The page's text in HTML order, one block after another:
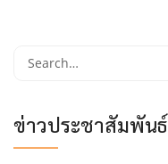
Search
ข่าวประชาสัมพันธ์